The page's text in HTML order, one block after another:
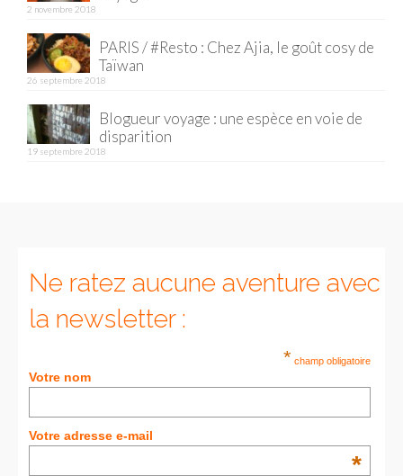
Allemagne
Berlin
Munich
Danemark
Royaume-Uni
GUIDES FOOD
– Munich
2 novembre 2018
PARIS / #Resto : Chez Ajia, le goût cosy de
Taïwan
26 septembre 2018
Blogueur voyage : une espèce en voie de
disparition
19 septembre 2018
Ne ratez aucune aventure avec
la newsletter :
* champ obligatoire
Votre nom
Votre adresse e-mail
*